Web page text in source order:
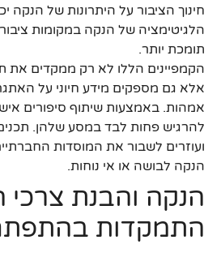
חינוך הציבור על היתרונות של הנקה
הלגיטימציה של הנקה במקומות
תומכת יותר.
הקמפיינים הללו לא רק ממקדים
אלא גם מספקים מידע חיוני על
אמהות. באמצעות שיתוף סיפורים
להרגיש פחות לבד במסע שלהן. תכנים
ועוזרים לשבור את המוסדות
הנקה לבושה או אי נוחות.
הנקה והבנת צרכי
התמקדות